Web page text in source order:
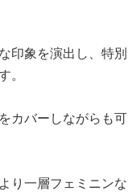
印象を演出し、特別
カバーしながらも可
り一層フェミニンな